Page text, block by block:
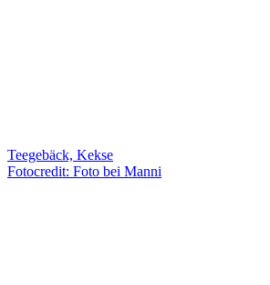
Teegebäck, Kekse
Fotocredit: Foto bei Manni